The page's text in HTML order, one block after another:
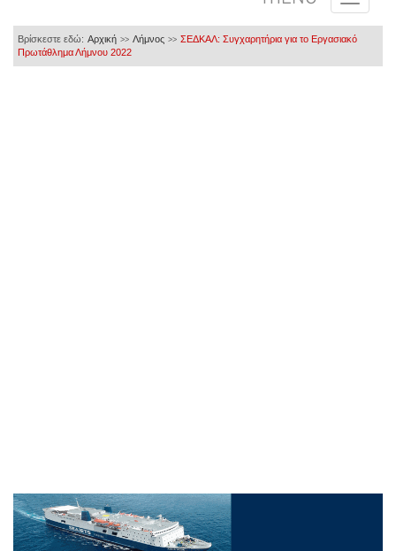
Βρίσκεστε εδώ: Αρχική >> Λήμνος >> ΣΕΔΚΑΛ: Συγχαρητήρια για το Εργασιακό
Πρωτάθλημα Λήμνου 2022